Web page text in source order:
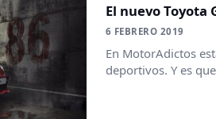
El nuevo Toyota
6 FEBRERO 2019
En MotorAdictos
deportivos. Y es